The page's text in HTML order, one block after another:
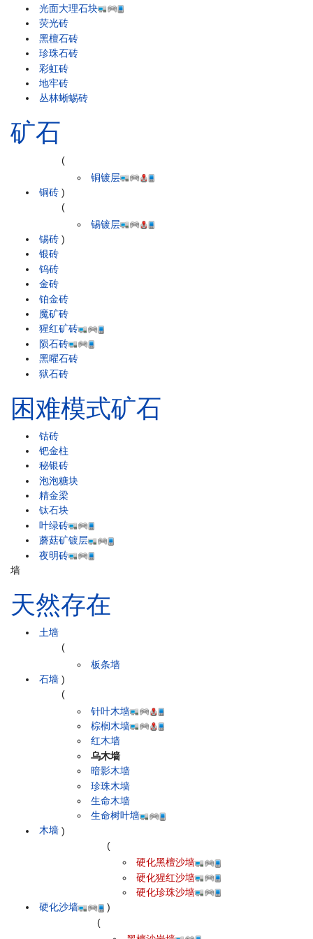
光面大理石块
荧光砖
黑檀石砖
珍珠石砖
彩虹砖
地牢砖
丛林蜥蜴砖
矿石
铜砖
(
铜镀层
)
锡砖
(
锡镀层
)
银砖
钨砖
金砖
铂金砖
魔矿砖
猩红矿砖
陨石砖
黑曜石砖
狱石砖
困难模式矿石
钴砖
钯金柱
秘银砖
泡泡糖块
精金梁
钛石块
叶绿砖
蘑菇矿镀层
夜明砖
墙
天然存在
土墙
石墙
(
板条墙
)
木墙
(
针叶木墙
棕榈木墙
红木墙
乌木墙
暗影木墙
珍珠木墙
生命木墙
生命树叶墙
)
硬化沙墙
(
硬化黑檀沙墙
硬化猩红沙墙
硬化珍珠沙墙
)
(